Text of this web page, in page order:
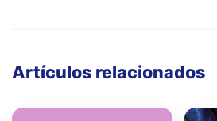
Artículos relacionados